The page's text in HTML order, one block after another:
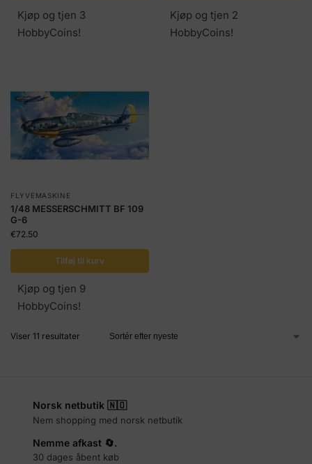
Kjøp og tjen 3
HobbyCoins!
Kjøp og tjen 2
HobbyCoins!
FLYVEMASKINE
1/48 MESSERSCHMITT BF 109
G-6
€72.50
Tilføj til kurv
Kjøp og tjen 9
HobbyCoins!
Viser 11 resultater
Norsk netbutik 🇳🇴
Nem shopping med norsk netbutik
Nemme afkast 🔄.
30 dages åbent køb